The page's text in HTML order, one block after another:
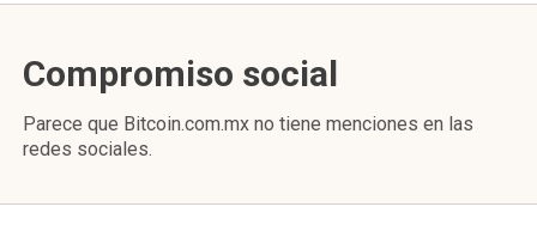
Compromiso social
Parece que Bitcoin.com.mx no tiene menciones en las
redes sociales.